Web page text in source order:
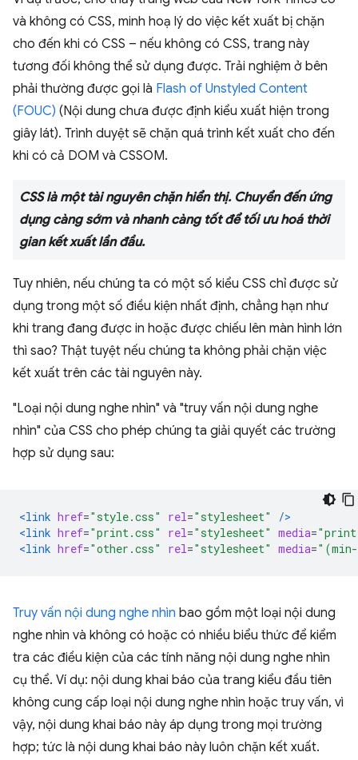
và không có CSS, minh hoạ lý do việc kết xuất bị chặn
cho đến khi có CSS – nếu không có CSS, trang này
tương đối không thể sử dụng được. Trải nghiệm ở bên
phải thường được gọi là Flash of Unstyled Content
(FOUC) (Nội dung chưa được định kiểu xuất hiện trong
giây lát). Trình duyệt sẽ chặn quá trình kết xuất cho đến
khi có cả DOM và CSSOM.
CSS là một tài nguyên chặn hiển thị. Chuyển đến ứng
dụng càng sớm và nhanh càng tốt để tối ưu hoá thời
gian kết xuất lần đầu.
Tuy nhiên, nếu chúng ta có một số kiểu CSS chỉ được sử
dụng trong một số điều kiện nhất định, chẳng hạn như
khi trang đang được in hoặc được chiếu lên màn hình lớn
thì sao? Thật tuyệt nếu chúng ta không phải chặn việc
kết xuất trên các tài nguyên này.
"Loại nội dung nghe nhìn" và "truy vấn nội dung nghe
nhìn" của CSS cho phép chúng ta giải quyết các trường
hợp sử dụng sau:
<link href="style.css" rel="stylesheet"
/>
<link href="print.css" rel="stylesheet" media=
<link href="other.css" rel="stylesheet" media=
Truy vấn nội dung nghe nhìn bao gồm một loại nội dung
nghe nhìn và không có hoặc có nhiều biểu thức để kiểm
tra các điều kiện của các tính năng nội dung nghe nhìn
cụ thể. Ví dụ: nội dung khai báo của trang kiểu đầu tiên
không cung cấp loại nội dung nghe nhìn hoặc truy vấn, vì
vậy, nội dung khai báo này áp dụng trong mọi trường
hợp; tức là nội dung khai báo này luôn chặn kết xuất.